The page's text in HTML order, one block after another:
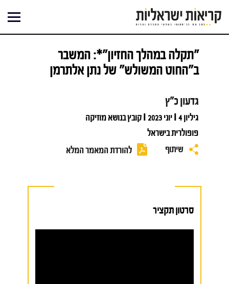
לתוכן
"תקלה במהלך החזיון"*: המשבר
ב"החוט המשולש" של נתן אלתרמן
גדעון כ"ץ
גיליון 4 I יוני 2023 I קובץ בנושא מוזיקה
פופולרית בישראל
להורדת המאמר המלא
שיתוף
סרטון תקציר